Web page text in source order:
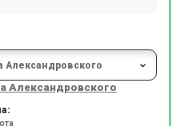
Александровского